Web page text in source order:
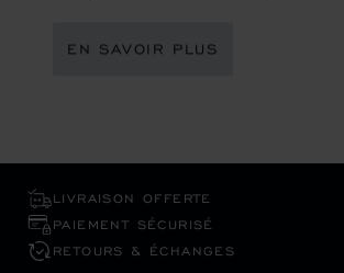
EN SAVOIR PLUS
LIVRAISON OFFERTE
PAIEMENT SÉCURISÉ
RETOURS & ÉCHANGES